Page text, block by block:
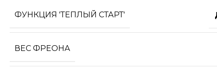
ФУНКЦИЯ 'ТЕПЛЫЙ СТАРТ'
ВЕС ФРЕОНА